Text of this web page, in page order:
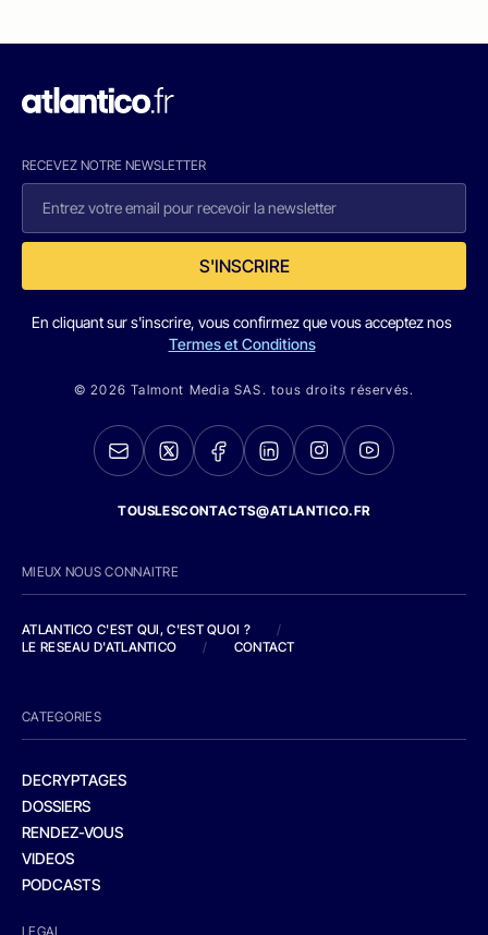
RECEVEZ NOTRE NEWSLETTER
S'INSCRIRE
En cliquant sur s'inscrire, vous confirmez que vous acceptez nos
Termes et Conditions
© 2026 Talmont Media SAS. tous droits réservés.
TOUSLESCONTACTS@ATLANTICO.FR
MIEUX NOUS CONNAITRE
ATLANTICO C'EST QUI, C'EST QUOI ?
/
LE RESEAU D'ATLANTICO
/ CONTACT
CATEGORIES
DECRYPTAGES
DOSSIERS
RENDEZ-VOUS
VIDEOS
PODCASTS
LEGAL